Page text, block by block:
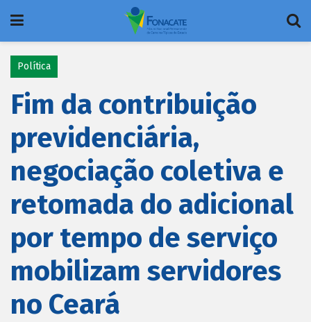
Política
Fim da contribuição
previdenciária,
negociação coletiva e
retomada do adicional
por tempo de serviço
mobilizam servidores
no Ceará